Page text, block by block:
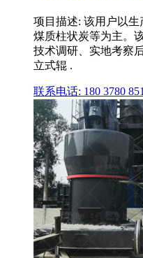
项目描述: 该用户以生
煤质柱状炭等为主。
技术调研、实地考察
立式辊 .
联系电话: 180 3780